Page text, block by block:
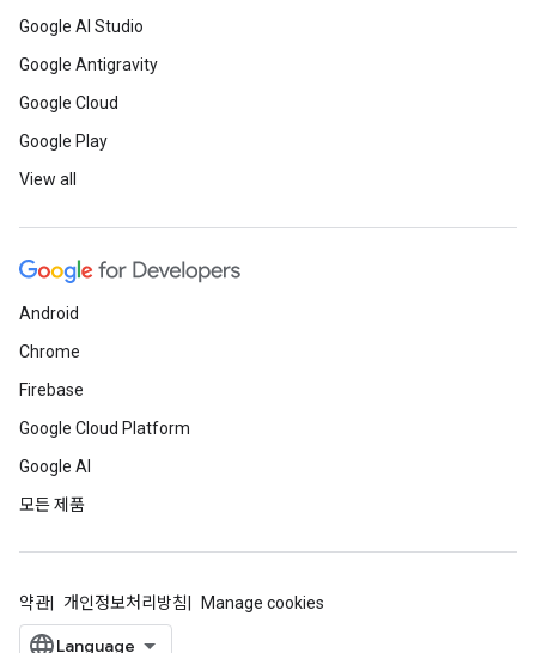
Google AI Studio
Google Antigravity
Google Cloud
Google Play
View all
Android
Chrome
Firebase
Google Cloud Platform
Google AI
모든 제품
약관 개인정보처리방침 Manage cookies